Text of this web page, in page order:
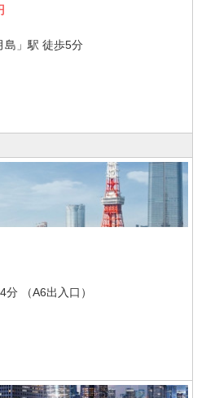
島」駅 徒歩5分
（A6出入口）